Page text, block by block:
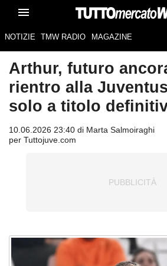
NOTIZIE TMW RADIO MAGAZINE
Arthur, futuro
rientro alla
solo a titolo
10.06.2026 23:40 di Marta Salmoiraghi
per Tuttojuve.com